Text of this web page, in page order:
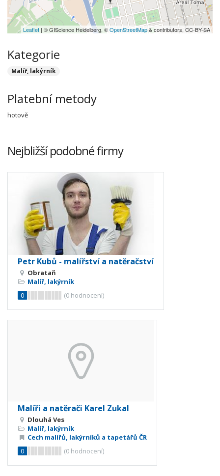
Leaflet | © GIScience Heidelberg, ©OpenStreetMap& contributors, CC-BY-SA
Kategorie
Malíř, lakýrník
Platební metody
hotově
Nejbližší podobné firmy
Petr Kubů - malířství a natěračství
Obrataň
Malíř, lakýrník
0
(0 hodnocení)
Malíři a natěrači Karel Zukal
Dlouhá Ves
Malíř, lakýrník
Cech malířů, lakýrníků a tapetářů ČR
0
(0 hodnocení)